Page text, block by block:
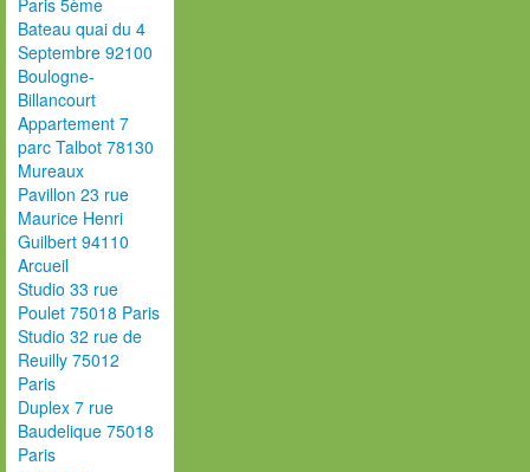
Paris 5ème
Bateau quai du 4
Septembre 92100
Boulogne-
Billancourt
Appartement 7
parc Talbot 78130
Mureaux
Pavillon 23 rue
Maurice Henri
Guilbert 94110
Arcueil
Studio 33 rue
Poulet 75018 Paris
Studio 32 rue de
Reuilly 75012
Paris
Duplex 7 rue
Baudelique 75018
Paris